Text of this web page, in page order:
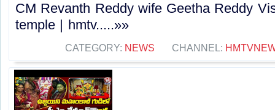
CM Revanth Reddy wife Geetha Reddy
temple | hmtv.....»»
CATEGORY: NEWS CHANNEL: